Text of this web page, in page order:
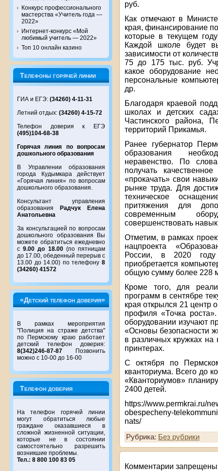
Конкурс профессионального
мастерства «Учитель года —
2022»
Интернет-конкурс «Мой
любимый учитель — 2022»
Топ 10 онлайн казино
Телефоны горячей линии
ГИА и ЕГЭ: (34260) 4-11-31
Летний отдых: (34260) 4-15-72
Телефон доверия к ЕГЭ
(495)104-68-38
Горячая линия по вопросам
дошкольного образования
В Управлении образования
города Кудымкара действует
«Горячая линия» по вопросам
дошкольного образования.
Консультант управления
образования
Радчук Елена
Анатольевна
За консультацией по вопросам
дошкольного образования Вы
можете обратиться ежедневно
с9.00 до 18.00(по пятницам
до 17.00, обеденный перерыв с
13.00 до 14.00) по телефону 8
(34260) 41572
«Детский телефон доверия»
В рамках мероприятия
"Полиция на страже детства"
по Пермскому краю работает
детский телефон доверия:
8(342)246-87-87 Позвонить
можно с 10-00 до 16-00
Телефон доверия
На телефон горячей линии
могут обратиться любые
граждане оказавшиеся в
сложной жизненной ситуации,
которые не в состоянии
самостоятельно разрешить
возникшие проблемы.
Тел.: 8 800 100 83 05
руб.
​Как отмечают в
края, финансирование
которые в текущем
Каждой школе будет
зависимости от
75 до 175 тыс. руб.
какое оборудование
персональные
др.
Благодаря краевой
школах и детских
Частинского района,
территорий Прикамья.
Ранее губернатор
образования
неравенство. По
получать
«прокачать» свои
рынке труда. Для
техническое
притяжения для
современным
совершенствовать
Отметим, в рамках
нацпроекта
России, в 2020
приобретается
общую сумму более 228
Кроме того, для
программ в сентябре
края открылся 21 центр
профиля «Точка
оборудовании изучают
«Основы безопасности
в различных кружках
принтерах.
С октября по
кванториума. Всего до
«Кванториумов»
2400 детей.
https://www.permkrai.ru/
obespecheny-
nats/
Рубрика: Без рубрики
Комментарии